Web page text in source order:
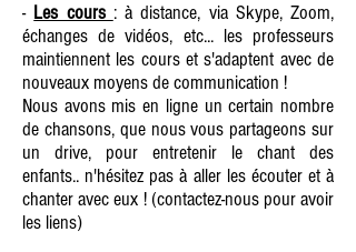
- Les cours : à distance, via Skype, Zoom,
échanges de vidéos, etc... les professeurs
maintiennent les cours et s'adaptent avec de
nouveaux moyens de communication !
Nous avons mis en ligne un certain nombre
de chansons, que nous vous partageons sur
un drive, pour entretenir le chant des
enfants.. n'hésitez pas à aller les écouter et à
chanter avec eux ! (contactez-nous pour avoir
les liens)